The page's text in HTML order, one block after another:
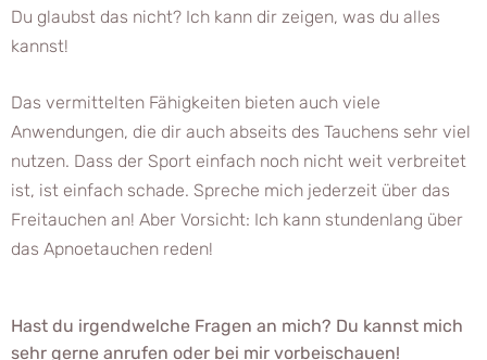
Du glaubst das nicht? Ich kann dir zeigen, was du alles
kannst!
Das vermittelten Fähigkeiten bieten auch viele
Anwendungen, die dir auch abseits des Tauchens sehr viel
nutzen. Dass der Sport einfach noch nicht weit verbreitet
ist, ist einfach schade. Spreche mich jederzeit über das
Freitauchen an! Aber Vorsicht: Ich kann stundenlang über
das Apnoetauchen reden!
Hast du irgendwelche Fragen an mich? Du kannst mich
sehr gerne anrufen oder bei mir vorbeischauen!